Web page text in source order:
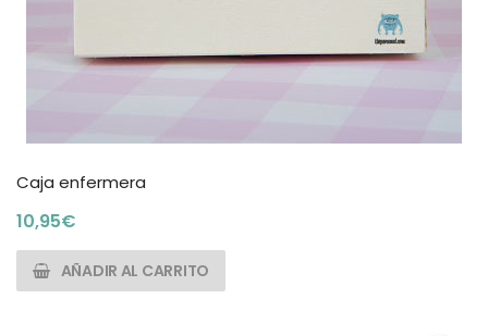
Caja enfermera
10,95€
AÑADIR AL CARRITO